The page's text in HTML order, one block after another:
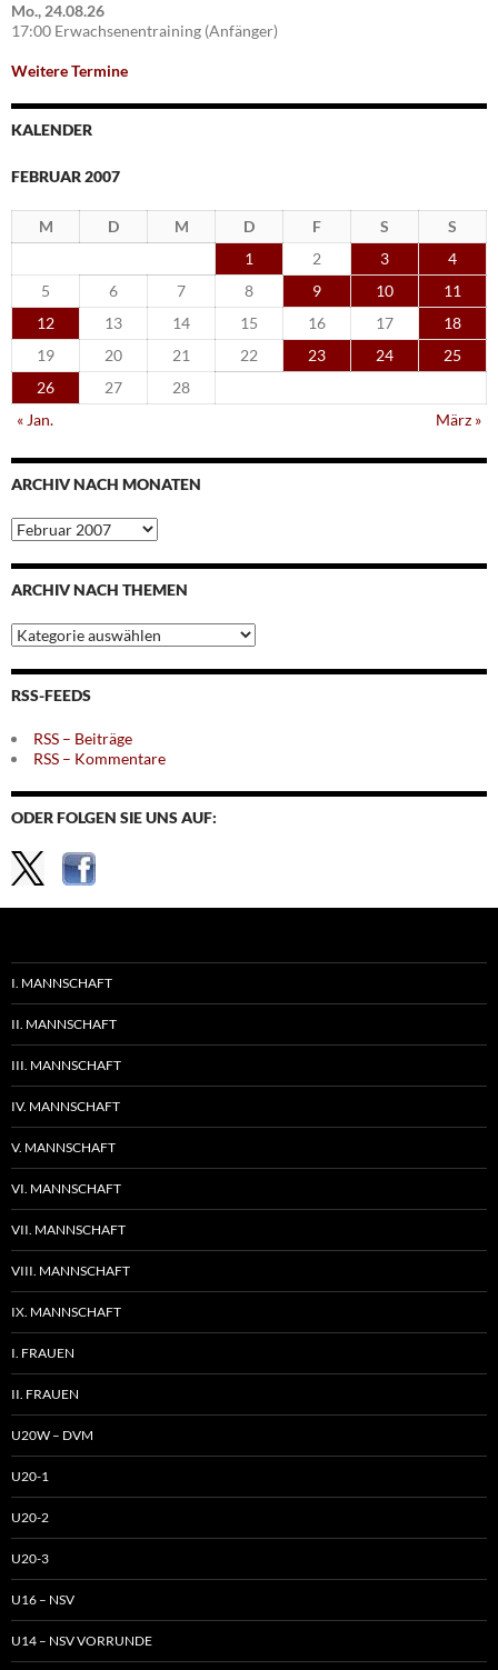
Mo., 24.08.26
17:00 Erwachsenentraining (Anfänger)
Weitere Termine
KALENDER
FEBRUAR 2007
M D M D F S
S
1
2 3
4
5
6 7 8 9 10
11
12
13 14 15 16 17
18
19
20 21 22 23 24
25
26
27
28
« Jan.
März »
ARCHIV NACH MONATEN
Archiv
nach
Monaten
ARCHIV NACH THEMEN
Archiv
nach
Themen
RSS-FEEDS
RSS – Beiträge
RSS – Kommentare
ODER FOLGEN SIE UNS AUF:
I. MANNSCHAFT
II. MANNSCHAFT
III. MANNSCHAFT
IV. MANNSCHAFT
V. MANNSCHAFT
VI. MANNSCHAFT
VII. MANNSCHAFT
VIII. MANNSCHAFT
IX. MANNSCHAFT
I. FRAUEN
II. FRAUEN
U20W – DVM
U20-1
U20-2
U20-3
U16 – NSV
U14 – NSV VORRUNDE